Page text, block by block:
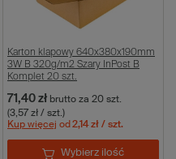
Karton klapowy 640x380x190mm
3W B 320g/m2 Szary InPost B
Komplet 20 szt.
71,40 zł brutto za 20 szt.
(3,57 zł / szt.)
Kup więcej od 2,14 zł / szt.
Wybierz ilość